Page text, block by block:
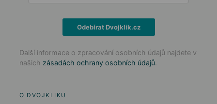
Odebírat Dvojklik.cz
Další informace o zpracování osobních údajů najdete v
našich zásadách ochrany osobních údajů.
O DVOJKLIKU